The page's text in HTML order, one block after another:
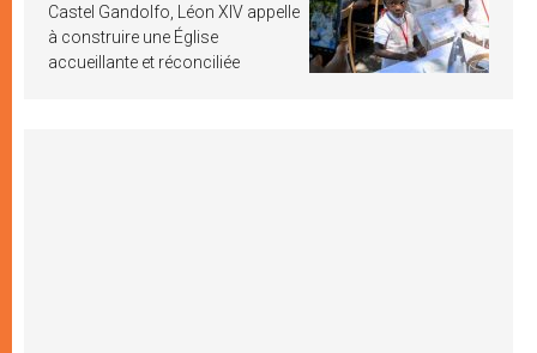
Castel Gandolfo, Léon XIV appelle
à construire une Église
accueillante et réconciliée